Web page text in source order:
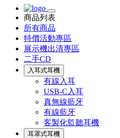
商品列表
所有商品
特價活動專區
展示機出清專區
二手CD
入耳式耳機
有線入耳
USB-C入耳
真無線藍牙
有線藍牙
客製化監聽耳機
耳罩式耳機